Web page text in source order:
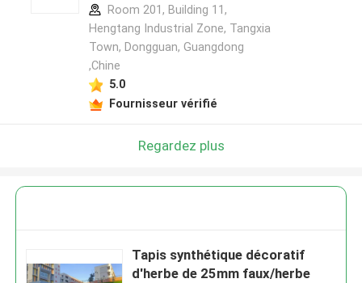
Room 201, Building 11,
Hengtang Industrial Zone, Tangxia
Town, Dongguan, Guangdong
,Chine
5.0
Fournisseur vérifié
Regardez plus
Tapis synthétique décoratif
d'herbe de 25mm faux/herbe